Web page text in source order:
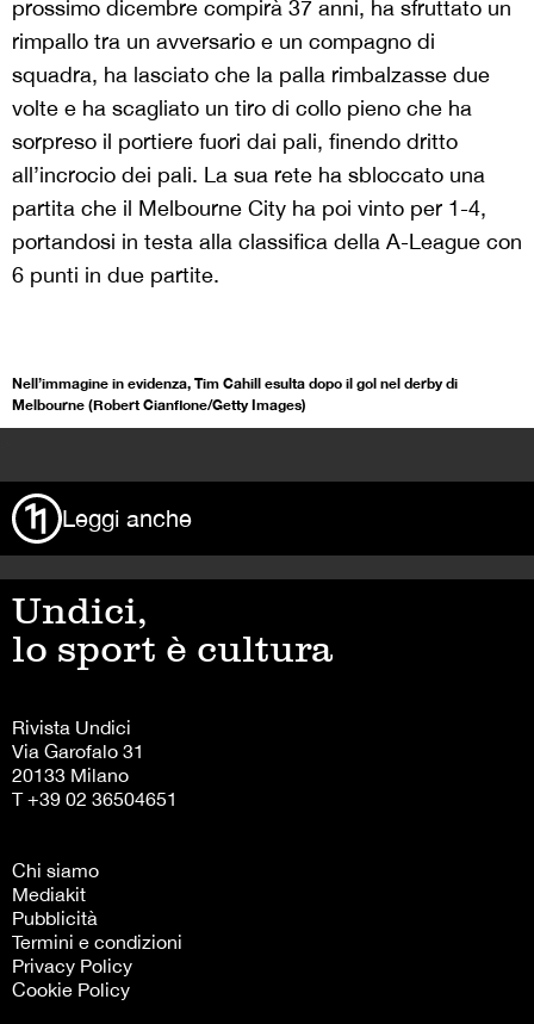
prossimo dicembre compirà 37 anni, ha sfruttato un
rimpallo tra un avversario e un compagno di
squadra, ha lasciato che la palla rimbalzasse due
volte e ha scagliato un tiro di collo pieno che ha
sorpreso il portiere fuori dai pali, finendo dritto
all’incrocio dei pali. La sua rete ha sbloccato una
partita che il Melbourne City ha poi vinto per 1-4,
portandosi in testa alla classifica della A-League con
6 punti in due partite.
Nell’immagine in evidenza, Tim Cahill esulta dopo il gol nel derby di
Melbourne (Robert Cianflone/Getty Images)
Leggi anche
Undici,
lo sport è cultura
Rivista Undici
Via Garofalo 31
20133 Milano
T +39 02 36504651
Chi siamo
Mediakit
Pubblicità
Termini e condizioni
Privacy Policy
Cookie Policy